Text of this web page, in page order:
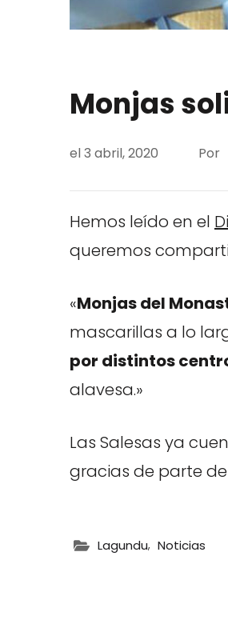
Monjas
el3 abril, 2020 Por
Hemos leído en el
queremos
«Monjas del
mascarillas a lo
por distintos
alavesa.»
Las Salesas ya
gracias de parte
Lagundu, Noticias